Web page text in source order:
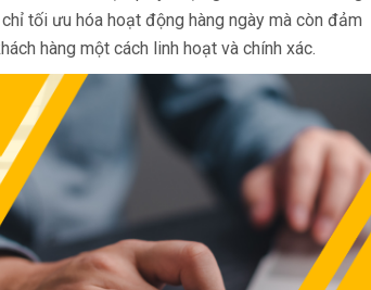
tối ưu hóa hoạt động hàng ngày mà còn đảm
hàng một cách linh hoạt và chính xác.